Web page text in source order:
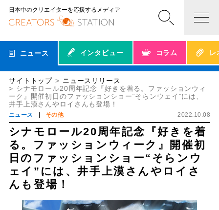
日本中のクリエイターを応援するメディア
ニュース インタビュー コラム レ
サイトトップ
ニュースリリース
シナモロール20周年記念『好きを着る。ファッションウィ
ーク』開催初日のファッションショー“そらンウェイ”には、
井手上漠さんやロイさんも登場！
ニュース その他 2022.10.08
シナモロール20周年記念『好きを着
る。ファッションウィーク』開催初
日のファッションショー“そらンウ
ェイ”には、井手上漠さんやロイさ
んも登場！